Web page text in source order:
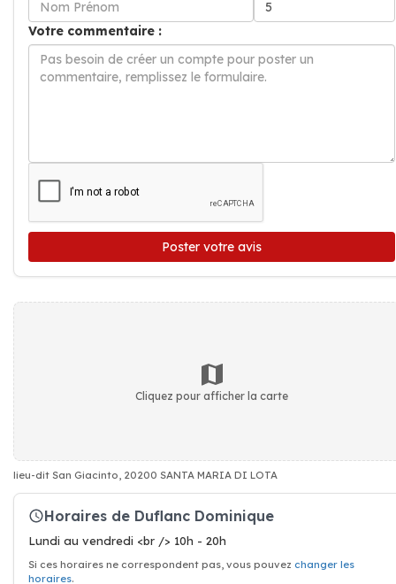
Votre commentaire :
Poster votre avis
Cliquez pour afficher la carte
lieu-dit San Giacinto, 20200 SANTA MARIA DI LOTA
Horaires de Duflanc Dominique
Lundi au vendredi <br /> 10h - 20h
Si ces horaires ne correspondent pas, vous pouvez changer les
horaires.